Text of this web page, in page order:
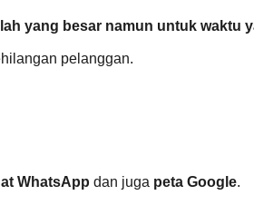
yang besar namun untuk waktu
pelanggan.
WhatsApp dan juga peta Google.